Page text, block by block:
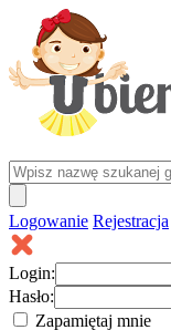
Logowanie Rejestracja
Login:
Hasło:
Zapamiętaj mnie